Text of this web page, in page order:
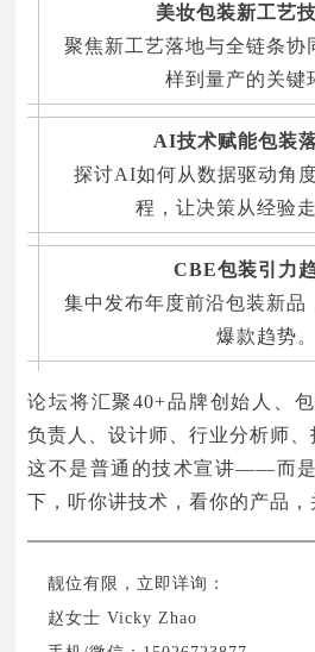
美妆包装新工艺
聚焦新工艺落地与全链条协
样到量产的关键
AI技术赋能包装
探讨AI如何从数据驱动角
程，让决策从经验走
CBE包装引力
集中发布年度前沿包装新品
爆款趋势。
论坛将汇聚40+品牌创始人、
负责人、设计师、行业分析师、
这不是普通的技术宣讲——而
下，听你讲技术，看你的产品，
靓位有限，立即详询：
赵女士 Vicky Zhao